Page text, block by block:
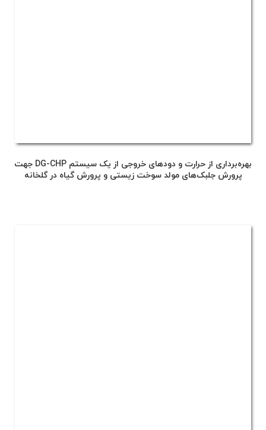
بهره‌برداری از حرارت و دودهای خروجی از یک سیستم DG-CHP جهت
پرورش جلبک‌های مولد سوخت زیستی و پرورش گیاه در گلخانه